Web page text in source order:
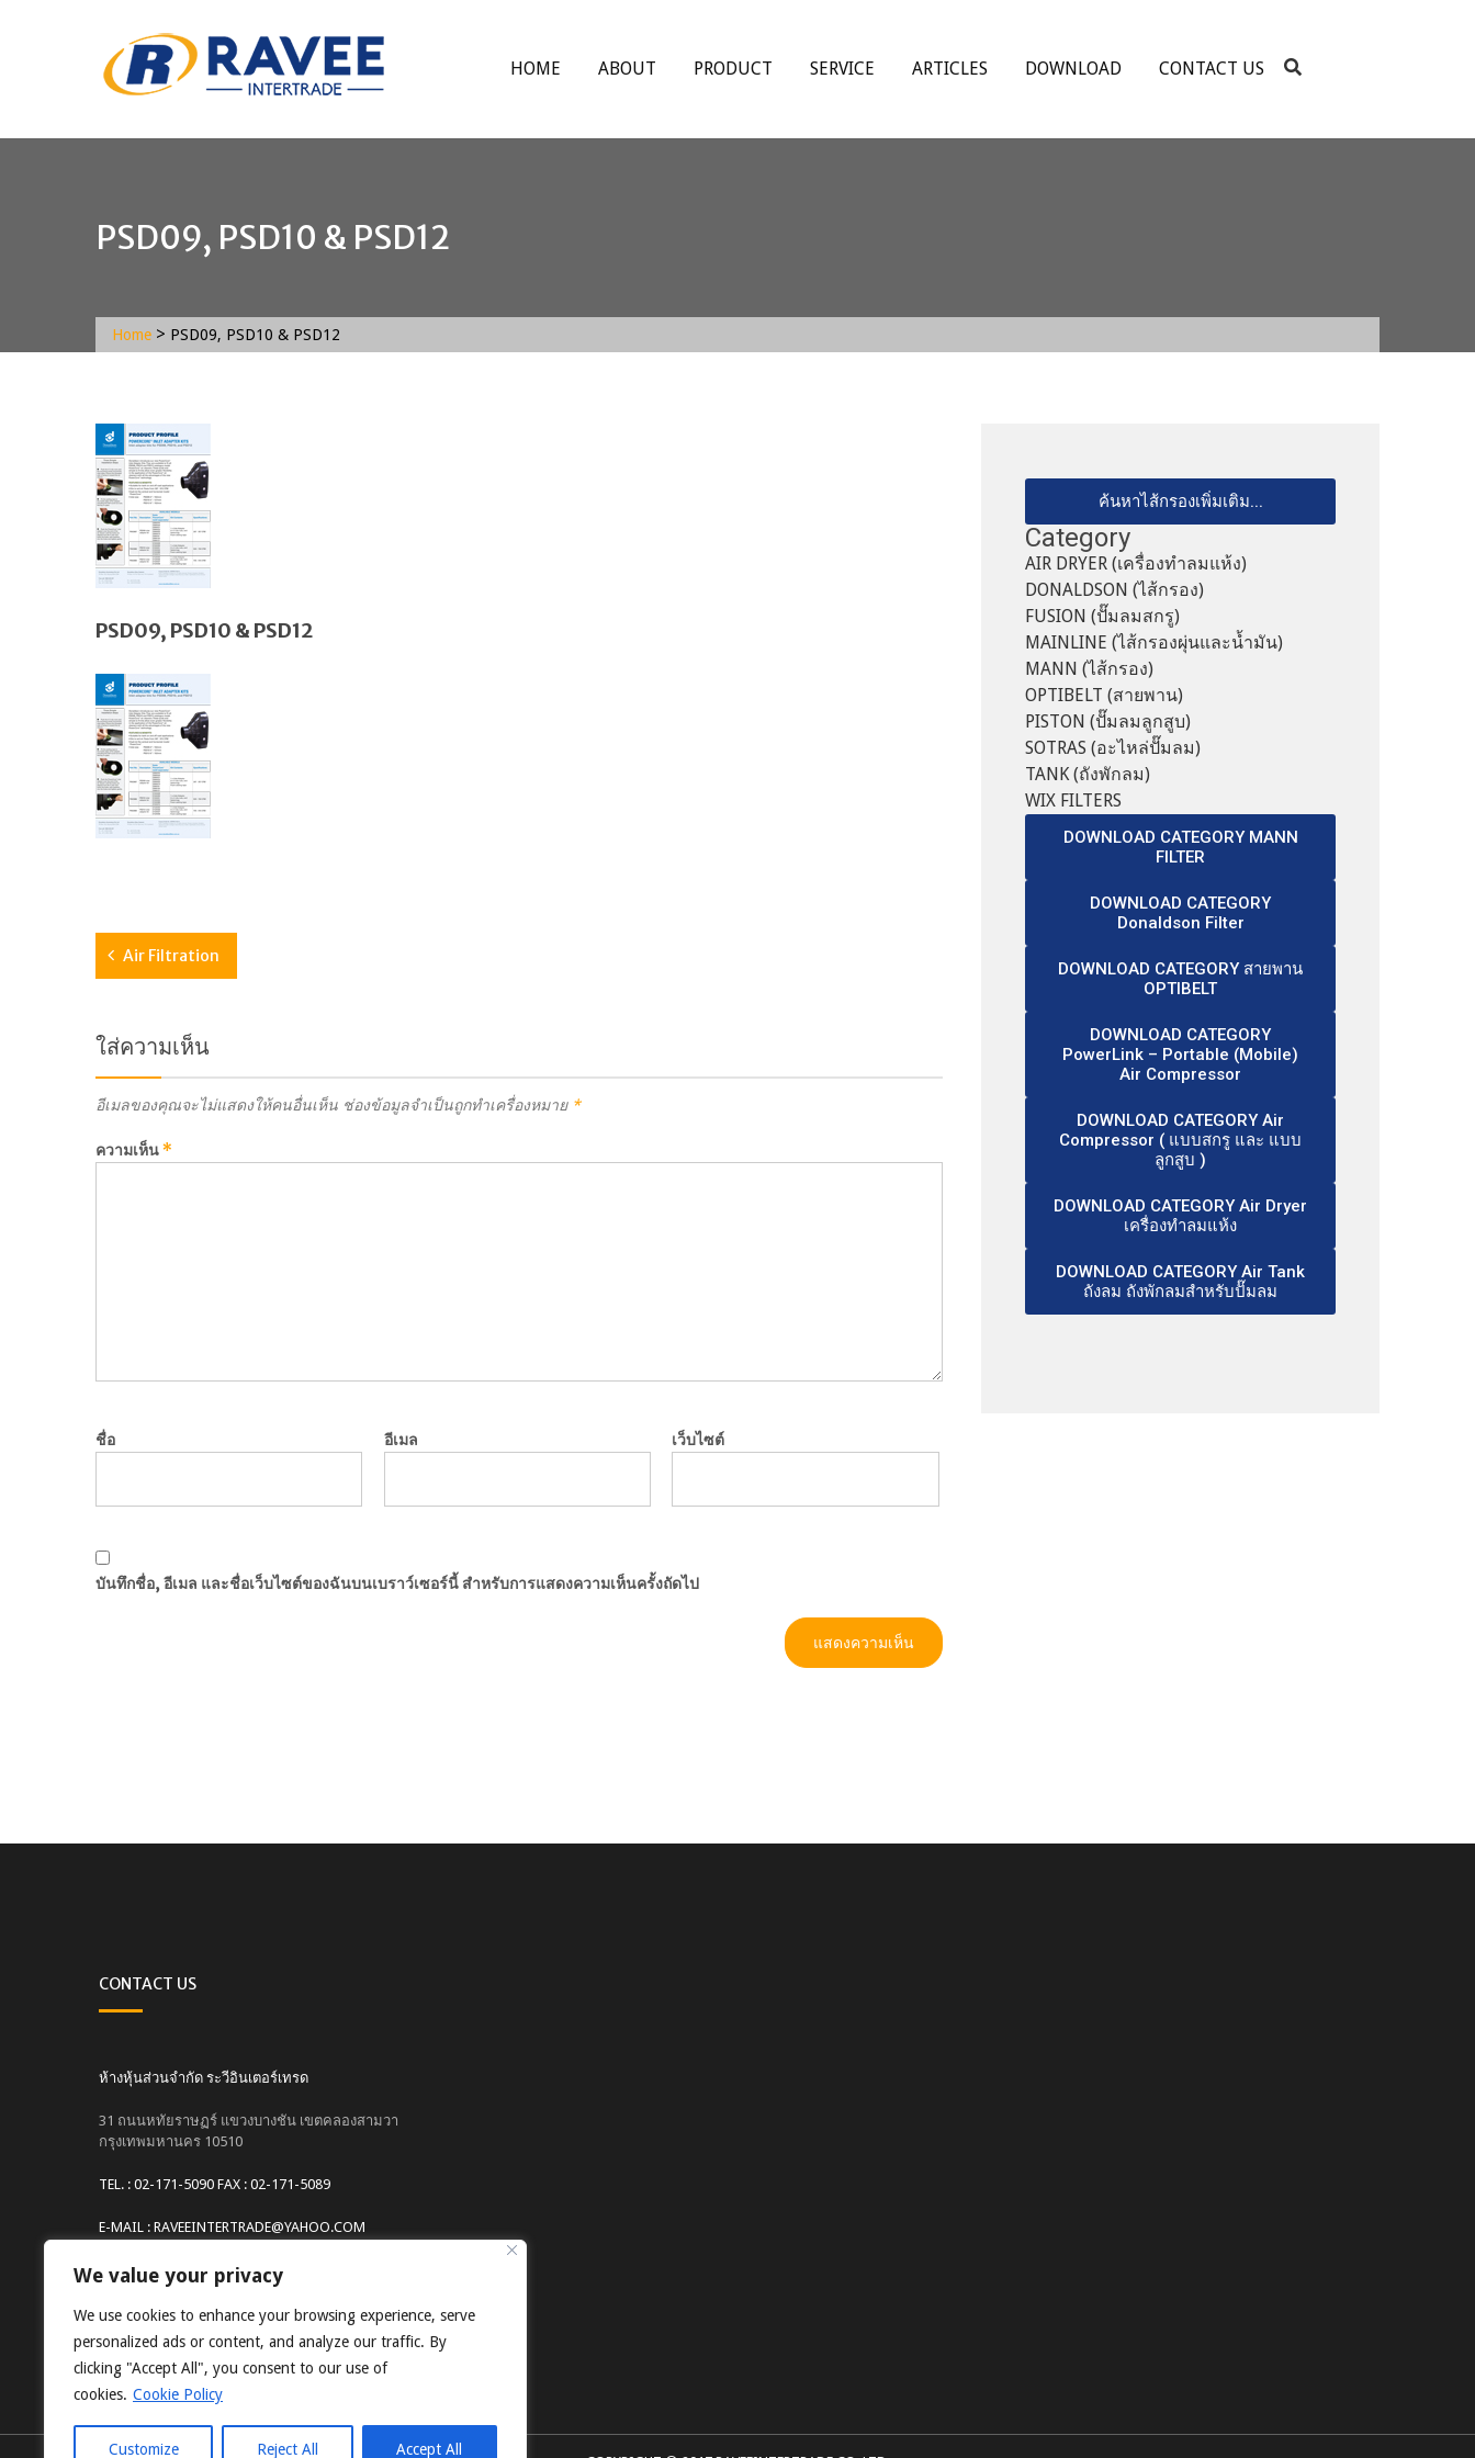
We value your privacy
We use cookies to enhance your browsing experience, serve
personalized ads or content, and analyze our traffic. By
clicking "Accept All", you consent to our use of
cookies. Cookie Policy
Customize Reject All Accept All
HOME ABOUT PRODUCT SERVICE ARTICLES DOWNLOAD CONTACT US
PSD09, PSD10 & PSD12
Home > PSD09, PSD10 & PSD12
PSD09, PSD10 & PSD12
Air Filtration
ใส่ความเห็น
อีเมลของคุณจะไม่แสดงให้คนอื่นเห็น ช่องข้อมูลจำเป็นถูกทำเครื่องหมาย *
ความเห็น*
ชื่อ อีเมล เว็บไซต์
บันทึกชื่อ, อีเมล และชื่อเว็บไซต์ของฉันบนเบราว์เซอร์นี้ สำหรับการแสดงความเห็นครั้งถัดไป
ค้นหาไส้กรองเพิ่มเติม...
Category
AIR DRYER (เครื่องทำลมแห้ง)
DONALDSON (ไส้กรอง)
FUSION (ปั๊มลมสกรู)
MAINLINE (ไส้กรองผุ่นและน้ำมัน)
MANN (ไส้กรอง)
OPTIBELT (สายพาน)
PISTON (ปั๊มลมลูกสูบ)
SOTRAS (อะไหล่ปั๊มลม)
TANK (ถังพักลม)
WIX FILTERS
DOWNLOAD CATEGORY MANN
FILTER
DOWNLOAD CATEGORY
Donaldson Filter
DOWNLOAD CATEGORY สายพาน
OPTIBELT
DOWNLOAD CATEGORY
PowerLink – Portable (Mobile)
Air Compressor
DOWNLOAD CATEGORY Air
Compressor ( แบบสกรู และ แบบ
ลูกสูบ )
DOWNLOAD CATEGORY Air Dryer
เครื่องทำลมแห้ง
DOWNLOAD CATEGORY Air Tank
ถังลม ถังพักลมสำหรับปั๊มลม
CONTACT US
ห้างหุ้นส่วนจำกัด ระวีอินเตอร์เทรด
31 ถนนหทัยราษฏร์ แขวงบางชัน เขตคลองสามวา
กรุงเทพมหานคร 10510
TEL. : 02-171-5090 FAX : 02-171-5089
E-MAIL : RAVEEINTERTRADE@YAHOO.COM
Website : www.raveeintertrade.com